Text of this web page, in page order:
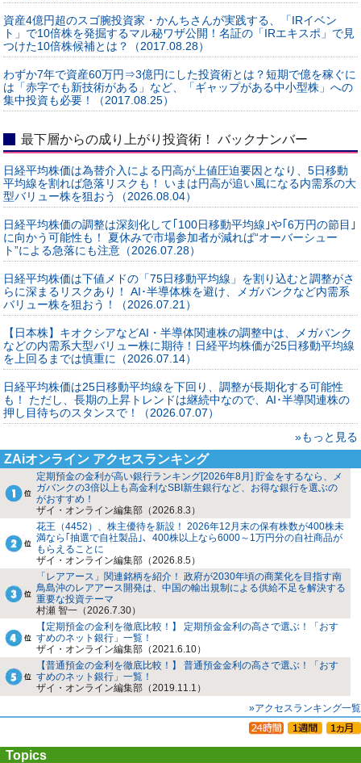
資産4億円超のスゴ腕投資家・かんちさんが実践する、「IRイベン
ト」で10倍株を発掘するマル秘ワザ公開！名証の「IRエキスポ」で見
つけた10倍株候補とは？（2017.08.28）
わずか7年で資産60万円⇒3億円にした投資術とは？短期で億を稼ぐに
は「赤字でも新技術がある」など、「ギャップがある中小型株」への
集中投資も必要！（2017.08.25）
最下層からの成り上がり投資術！ バックナンバー
日経平均株価は為替介入による円高が上値圧迫要因となり、5日移動
平均線を割れば急落リスクも！ いまは円高が追い風になる内需系の大
型バリュー株を狙おう（2026.08.04）
日経平均株価の調整は深刻化して｢100日移動平均線｣や｢6万円の節目｣
に向かう可能性も！ 夏休みで市場参加者が減れば“オーバーシュー
ト”による急落にも注意（2026.07.28）
日経平均株価は下値メドの「75日移動平均線」を割り込むと調整がさ
らに深まるリスクあり！ AI･半導体株を避け、メガバンクなど内需系
バリュー株を狙おう！（2026.07.21）
【日本株】キオクシアなどAI・半導体関連株の調整中は、メガバンク
などの内需系大型バリュー株に期待！日経平均株価が25日移動平均線
を上回るまでは慎重に（2026.07.14）
日経平均株価は25日移動平均線を下回り、調整が長期化する可能性
も！ ただし、長期の上昇トレンドは継続中なので、AI･半導関連株の
押し目待ちのスタンスで！（2026.07.07）
»もっと見る
ZAiオンライン アクセスランキング
定期預金の金利が高い銀行ランキング[2026年8月] 貯金をするなら、メ
ガバンクの3倍以上も高金利なSBI新生銀行など、お得な銀行を選ぶの
がおすすめ！
ザイ・オンライン編集部（2026.8.3）
花王（4452）、株主優待を新設！ 2026年12月末の保有株数が400株未
満なら｢抽選で自社製品｣、400株以上なら6000～1万円分の自社商品が
もらえることに
ザイ・オンライン編集部（2026.8.5）
「レアアース」関連銘柄を紹介！ 政府が2030年頃の商業化を目指す南
鳥島沖のレアアース開発は、中国の輸出規制による供給不足を解決する
重要な投資テーマ
村瀬 智一（2026.7.30）
【定期預金の金利を徹底比較！】 定期預金金利の高さで選ぶ！「おす
すめのネット銀行」一覧！
ザイ・オンライン編集部（2021.6.10）
【普通預金の金利を徹底比較！】 普通預金金利の高さで選ぶ！「おす
すめのネット銀行」一覧！
ザイ・オンライン編集部（2019.11.1）
»アクセスランキング一覧
Topics